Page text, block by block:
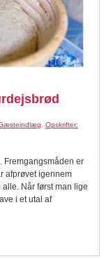
Opskrifter:
Fremgangsmåden er
afprøvet igennem
Når først man lige
i et utal af